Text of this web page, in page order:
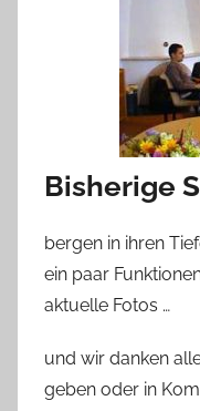
Bisherige
bergen in ihren
ein paar
aktuelle Fotos …
und wir danken
geben oder in